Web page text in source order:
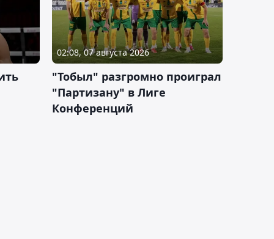
02:08, 07 августа 2026
"Тобыл" разгромно проиграл
"Партизану" в Лиге
Конференций